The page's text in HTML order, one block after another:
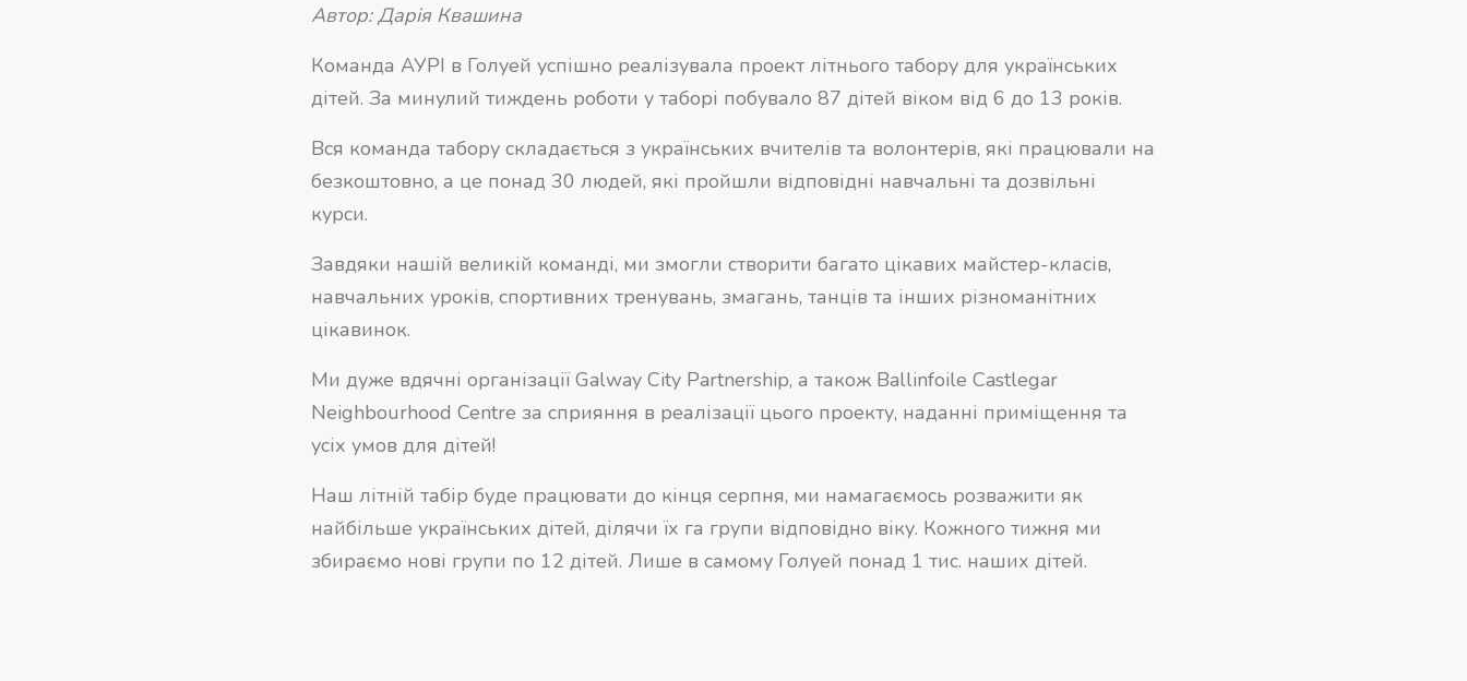
Автор: Дарія Квашина
Команда АУРІ в Голуей успішно реалізувала проект літнього табору для українських
дітей. За минулий тиждень роботи у таборі побувало 87 дітей віком від 6 до 13 років.
Вся команда табору складається з українських вчителів та волонтерів, які працювали на
безкоштовно, а це понад 30 людей, які пройшли відповідні навчальні та дозвільні
курси.
Завдяки нашій великій команді, ми змогли створити багато цікавих майстер-класів,
навчальних уроків, спортивних тренувань, змагань, танців та інших різноманітних
цікавинок.
Ми дуже вдячні організації Galway City Partnership, а також Ballinfoile Castlegar
Neighbourhood Centre за сприяння в реалізації цього проекту, наданні приміщення та
усіх умов для дітей!
Наш літній табір буде працювати до кінця серпня, ми намагаємось розважити як
найбільше українських дітей, ділячи їх га групи відповідно віку. Кожного тижня ми
збираємо нові групи по 12 дітей. Лише в самому Голуей понад 1 тис. наших дітей.